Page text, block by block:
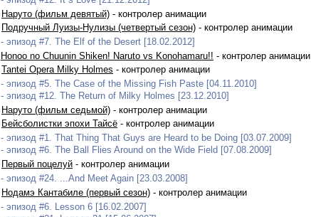
Наруто (фильм девятый) - контролер анимации
Подручный Луизы-Нулизы (четвертый сезон) - контролер анимации
- эпизод #7. The Elf of the Desert [18.02.2012]
Honoo no Chuunin Shiken! Naruto vs Konohamaru!! - контролер анимации
Tantei Opera Milky Holmes - контролер анимации
- эпизод #5. The Case of the Missing Fish Paste [04.11.2010]
- эпизод #12. The Return of Milky Holmes [23.12.2010]
Наруто (фильм седьмой) - контролер анимации
Бейсболистки эпохи Тайсё - контролер анимации
- эпизод #1. That Thing That Guys are Heard to be Doing [03.07.2009]
- эпизод #6. The Ball Flies Around on the Wide Field [07.08.2009]
Первый поцелуй - контролер анимации
- эпизод #24. ...And Meet Again [23.03.2008]
Нодамэ Кантабиле (первый сезон) - контролер анимации
- эпизод #6. Lesson 6 [16.02.2007]